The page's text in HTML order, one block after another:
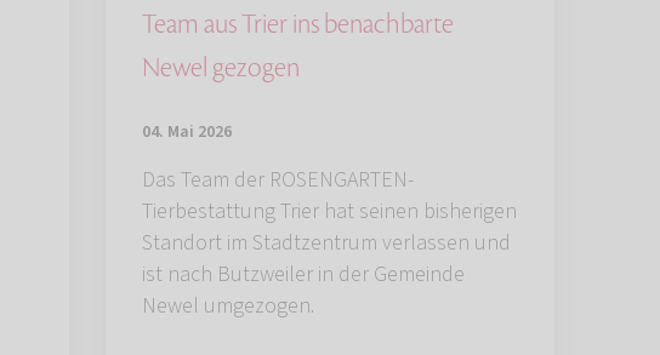
Team aus Trier ins benachbarte
Newel gezogen
04. Mai 2026
Das Team der ROSENGARTEN-
Tierbestattung Trier hat seinen bisherigen
Standort im Stadtzentrum verlassen und
ist nach Butzweiler in der Gemeinde
Newel umgezogen.